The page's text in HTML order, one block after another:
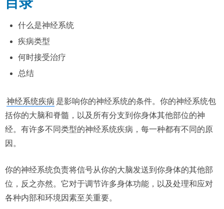
什么是神经系统
疾病类型
何时接受治疗
总结
神经系统疾病 是影响你的神经系统的条件。你的神经系统包
括你的大脑和脊髓，以及所有分支到你身体其他部位的神
经。有许多不同类型的神经系统疾病，每一种都有不同的原
因。
你的神经系统负责将信号从你的大脑发送到你身体的其他部
位，反之亦然。它对于调节许多身体功能，以及处理和应对
各种内部和环境因素至关重要。